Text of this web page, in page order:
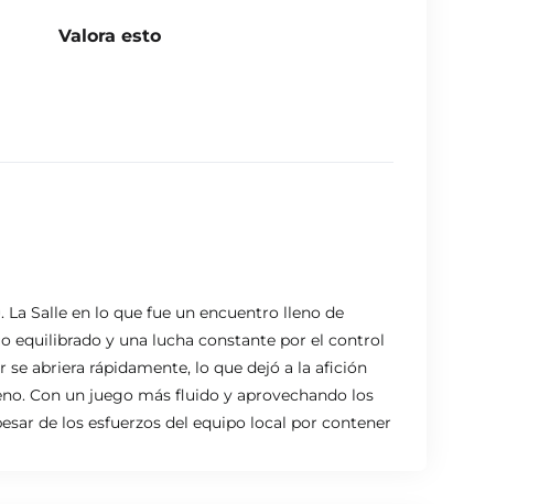
Valora esto
Salle en lo que fue un encuentro lleno de
equilibrado y una lucha constante por el control
abriera rápidamente, lo que dejó a la afición
Con un juego más fluido y aprovechando los
de los esfuerzos del equipo local por contener